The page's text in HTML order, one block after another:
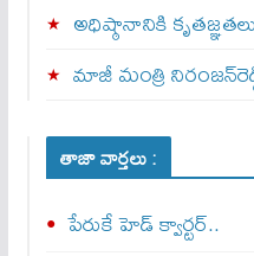
అధిష్ఠానానికి
మాజీ మంత్రి
తాజా వార్తలు :
పేరుకే హెడ్ క్వార్టర్..